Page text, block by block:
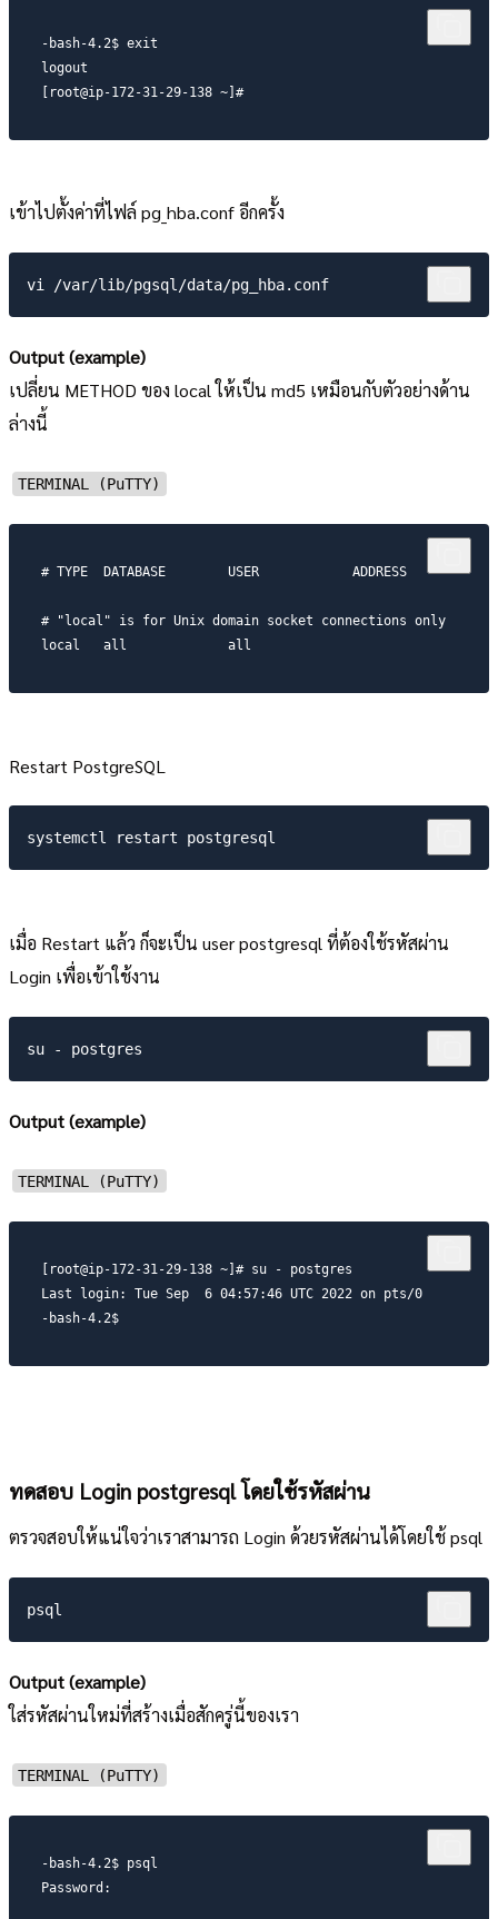
-bash-4.2$ exit
logout
[root@ip-172-31-29-138 ~]#
เข้าไปตั้งค่าที่ไฟล์ pg_hba.conf อีกครั้ง
Output (example)
เปลี่ยน METHOD ของ local ให้เป็น md5 เหมือนกับตัวอย่างด้าน
ล่างนี้
TERMINAL (PuTTY)
# TYPE  DATABASE        USER            ADDRESS
# "local" is for Unix domain socket connections only
local   all             all
Restart PostgreSQL
เมื่อ Restart แล้ว ก็จะเป็น user postgresql ที่ต้องใช้รหัสผ่าน
Login เพื่อเข้าใช้งาน
Output (example)
TERMINAL (PuTTY)
[root@ip-172-31-29-138 ~]# su - postgres
Last login: Tue Sep  6 04:57:46 UTC 2022 on pts/0
-bash-4.2$
ทดสอบ Login postgresql โดยใช้รหัสผ่าน
ตรวจสอบให้แน่ใจว่าเราสามารถ Login ด้วยรหัสผ่านได้โดยใช้ psql
Output (example)
ใส่รหัสผ่านใหม่ที่สร้างเมื่อสักครู่นี้ของเรา
TERMINAL (PuTTY)
-bash-4.2$ psql
Password: